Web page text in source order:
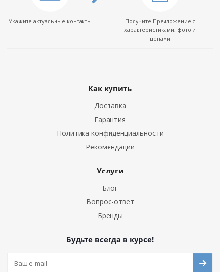
Укажите актуальные контакты
Получите Предложение с
характеристиками, фото и
ценами
Как купить
Доставка
Гарантия
Политика конфиденциальности
Рекомендации
Услуги
Блог
Вопрос-ответ
Бренды
Будьте всегда в курсе!